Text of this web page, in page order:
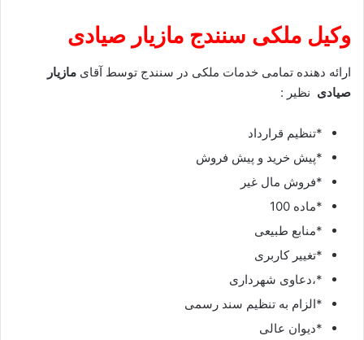
وکیل ملکی سنندج مازیار صیادی
ارائه دهنده تمامی خدمات ملکی در سنندج توسط آقای مازیار
صیادی نظیر :
*تنظیم قرارداد
*پیش خرید و پیش فروش
*فروش مال غیر
*ماده 100
*منابع طبیعی
*تغییر کاربری
*،دعاوی شهرداری
*الزام به تنظیم سند رسمی
*دیوان عالی